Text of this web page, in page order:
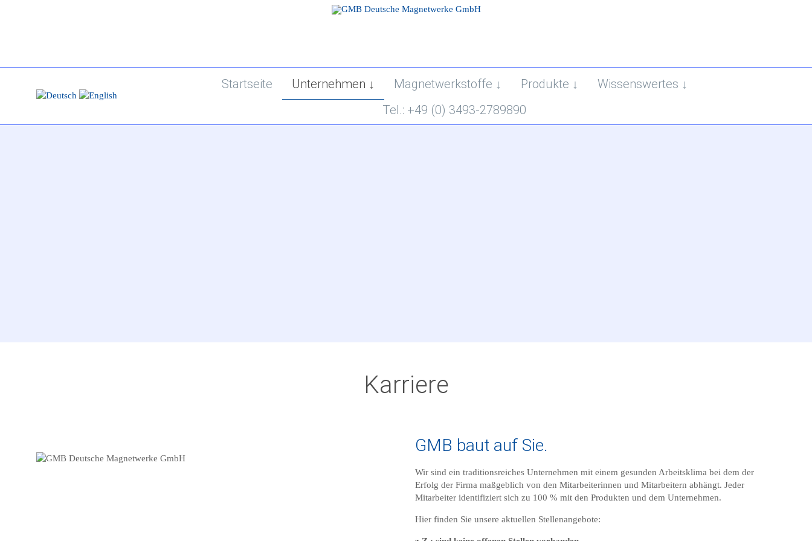
to
Startseite Unternehmen Magnetwerkstoffe Produkte
Wissenswertes
Tel.: +49 (0) 3493-2789890
Karriere
GMB baut auf Sie.
Wir sind ein traditionsreiches Unternehmen mit einem gesunden Arbeitsklima bei dem der
Erfolg der Firma maßgeblich von den Mitarbeiterinnen und Mitarbeitern abhängt. Jeder
Mitarbeiter identifiziert sich zu 100 % mit den Produkten und dem Unternehmen.
Hier finden Sie unsere aktuellen Stellenangebote: